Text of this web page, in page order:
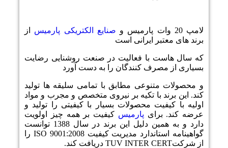
لامپ 20 وات پارمیس و صنایع الکتریکی پارمیس از
برند های معتبر ایرانی است
که سال هاست با فعالیت در صنعت روشنایی رضایت
بسیاری از مصرف کنندگان را به دست آورد
و محصولات متنوعی مطابق با تمامی سلیقه ها تولید
کند. این برند با تکیه بر نیروی متخصص و مجرب و مواد
اولیه با کیفیت محصولات بسیار با کیفیتی را تولید و
عرضه کند. برای پارمیس کیفیت بر همه چیز اولویت
دارد و به همین دلیل این برند در سال 1388 توانست
گواهینامه استاندارد مدیریت کیفیت ISO 9001:2008 را
از شرکتTUV INTER CERT دریافت کند.